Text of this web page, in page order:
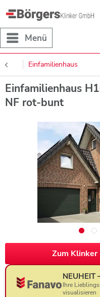
Menü
Einfamilienhaus
Einfamilienhaus
NF rot-bunt
Zum
NEUHEIT
Ihre
visualisieren